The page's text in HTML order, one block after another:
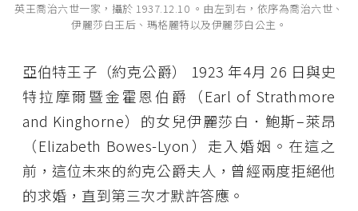
英王喬治六世一家，攝於 1937.12.10 。由左到右，依序為喬治六世、
伊麗莎白王后、瑪格麗特以及伊麗莎白公主。
亞伯特王子（約克公爵） 1923 年4月 26 日與史
特拉摩爾暨金霍恩伯爵（Earl of Strathmore
and Kinghorne）的女兒伊麗莎白．鮑斯–萊昂
（Elizabeth Bowes-Lyon）走入婚姻。在這之
前，這位未來的約克公爵夫人，曾經兩度拒絕他
的求婚，直到第三次才默許答應。